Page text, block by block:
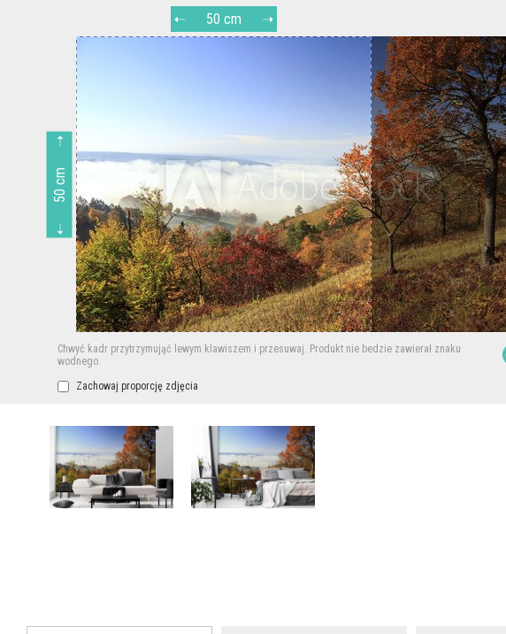
50 cm
50 cm
Chwyć kadr przytrzymująć lewym klawiszem i przesuwaj. Produkt nie bedzie zawierał znaku
wodnego.
Zachowaj proporcję zdjęcia